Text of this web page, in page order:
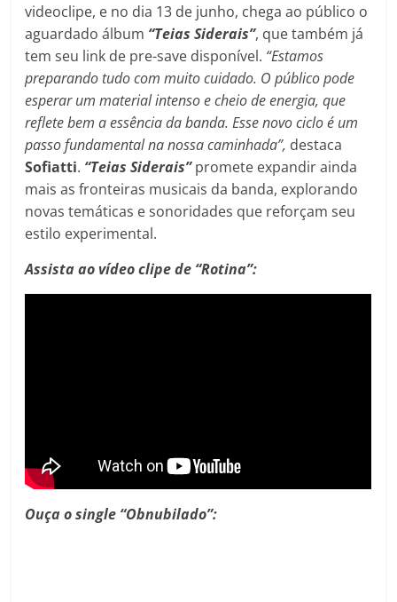
videoclipe, e no dia 13 de junho, chega ao público o
aguardado álbum “Teias Siderais”, que também já
tem seu link de pre-save disponível. “Estamos
preparando tudo com muito cuidado. O público pode
esperar um material intenso e cheio de energia, que
reflete bem a essência da banda. Esse novo ciclo é um
passo fundamental na nossa caminhada”, destaca
Sofiatti. “Teias Siderais”promete expandir ainda
mais as fronteiras musicais da banda, explorando
novas temáticas e sonoridades que reforçam seu
estilo experimental.
Assista ao vídeo clipe de “Rotina”:
Ouça o single “Obnubilado”: